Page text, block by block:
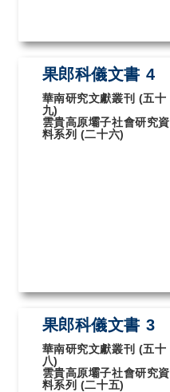
果郎科儀文書 4
華南研究文獻叢刊 (五十
九)
雲貴高原壩子社會研究資
料系列 (二十六)
果郎科儀文書 3
華南研究文獻叢刊 (五十
八)
雲貴高原壩子社會研究資
料系列 (二十五)